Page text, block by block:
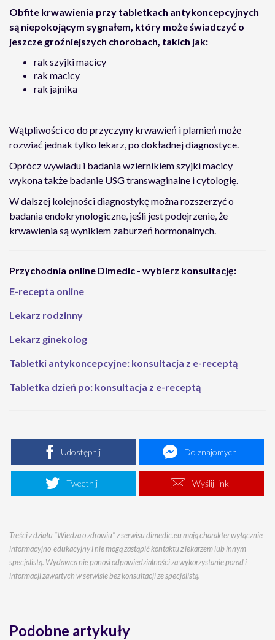
Obfite krwawienia przy tabletkach antykoncepcyjnych
są niepokojącym sygnałem, który może świadczyć o
jeszcze groźniejszych chorobach, takich jak:
rak szyjki macicy
rak macicy
rak jajnika
Wątpliwości co do przyczyny krwawień i plamień może
rozwiać jednak tylko lekarz, po dokładnej diagnostyce.
Oprócz wywiadu i badania wziernikiem szyjki macicy
wykona także badanie USG transwaginalne i cytologię.
W dalszej kolejności diagnostykę można rozszerzyć o
badania endokrynologiczne, jeśli jest podejrzenie, że
krwawienia są wynikiem zaburzeń hormonalnych.
Przychodnia online Dimedic - wybierz konsultację:
E-recepta online
Lekarz rodzinny
Lekarz ginekolog
Tabletki antykoncepcyjne: konsultacja z e-receptą
Tabletka dzień po: konsultacja z e-receptą
Udostępnij Do znajomych
Tweetnij Wyślij link
Treści z działu "Wiedza o zdrowiu" z serwisu dimedic.eu mają charakter wyłącznie
informacyjno-edukacyjny i nie mogą zastąpić kontaktu z lekarzem lub innym
specjalistą. Wydawca nie ponosi odpowiedzialności za wykorzystanie porad i
informacji zawartych w serwisie bez konsultacji ze specjalistą.
Podobne artykuły